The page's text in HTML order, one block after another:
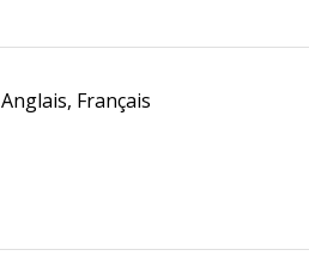
Anglais, Français